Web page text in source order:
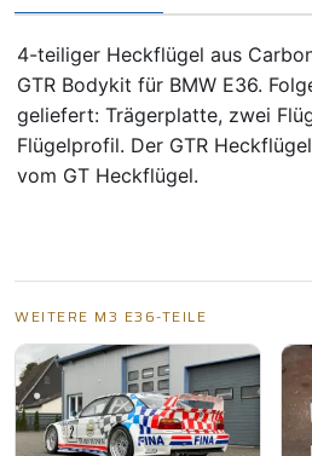
4-teiliger Heckflügel aus
GTR Bodykit für BMW E36.
geliefert: Trägerplatte, zwei
Flügelprofil. Der GTR
vom GT Heckflügel.
WEITERE M3 E36-TEILE